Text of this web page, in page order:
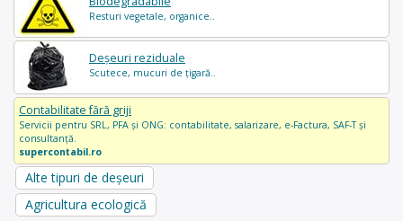
Resturi vegetale, organice..
Deșeuri reziduale
Scutece, mucuri de țigară..
Contabilitate fără griji
Servicii pentru SRL, PFA și ONG: contabilitate, salarizare, e-Factura, SAF-T și
consultanță.
supercontabil.ro
Alte tipuri de deșeuri
Agricultura ecologică